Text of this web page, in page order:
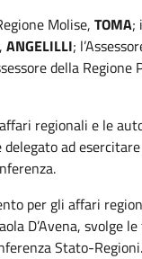
Molise, TOMA;
ANGELILLI;
della Regione
regionali e le
delegato ad
per gli affari
D’Avena, svolge
Stato-Regioni.